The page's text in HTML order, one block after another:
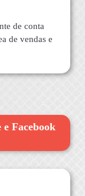
de conta
de vendas e
Facebook